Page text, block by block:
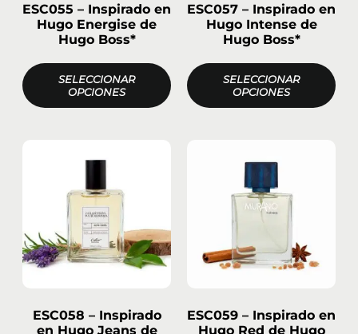
ESC055 – Inspirado en
Hugo Energise de
Hugo Boss*
SELECCIONAR
OPCIONES
ESC057 – Inspirado en
Hugo Intense de
Hugo Boss*
SELECCIONAR
OPCIONES
ESC058 – Inspirado
en Hugo Jeans de
ESC059 – Inspirado en
Hugo Red de Hugo